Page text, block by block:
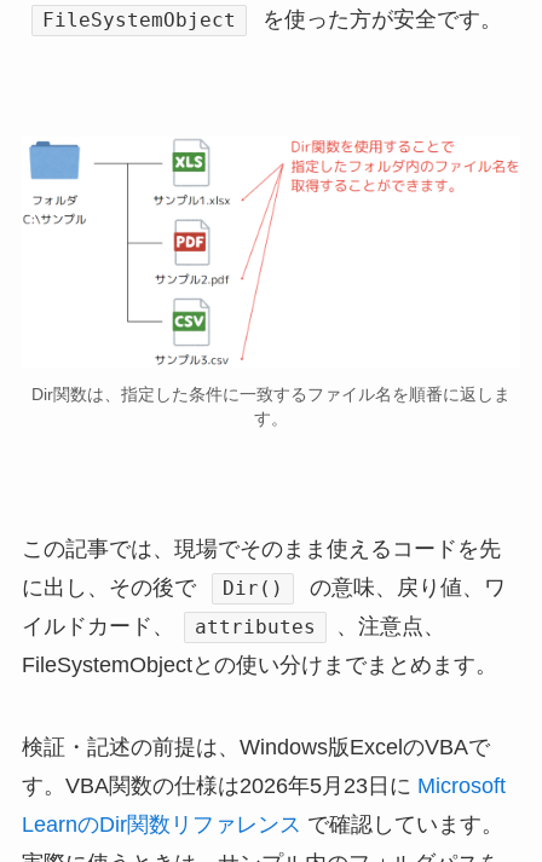
FileSystemObject を使った方が安全です。
Dir関数は、指定した条件に一致するファイル名を順番に返しま
す。
この記事では、現場でそのまま使えるコードを先
に出し、その後で
Dir()
の意味、戻り値、ワ
イルドカード、
attributes
、注意点、
FileSystemObjectとの使い分けまでまとめます。
検証・記述の前提は、Windows版ExcelのVBAで
す。VBA関数の仕様は2026年5月23日に Microsoft
LearnのDir関数リファレンス で確認しています。